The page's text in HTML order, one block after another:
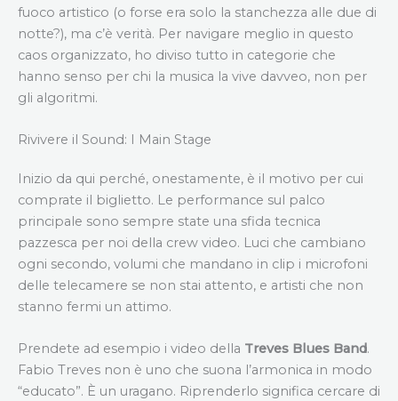
fuoco artistico (o forse era solo la stanchezza alle due di
notte?), ma c’è verità. Per navigare meglio in questo
caos organizzato, ho diviso tutto in categorie che
hanno senso per chi la musica la vive davveo, non per
gli algoritmi.
Rivivere il Sound: I Main Stage
Inizio da qui perché, onestamente, è il motivo per cui
comprate il biglietto. Le performance sul palco
principale sono sempre state una sfida tecnica
pazzesca per noi della crew video. Luci che cambiano
ogni secondo, volumi che mandano in clip i microfoni
delle telecamere se non stai attento, e artisti che non
stanno fermi un attimo.
Prendete ad esempio i video della Treves Blues Band.
Fabio Treves non è uno che suona l’armonica in modo
“educato”. È un uragano. Riprenderlo significa cercare di